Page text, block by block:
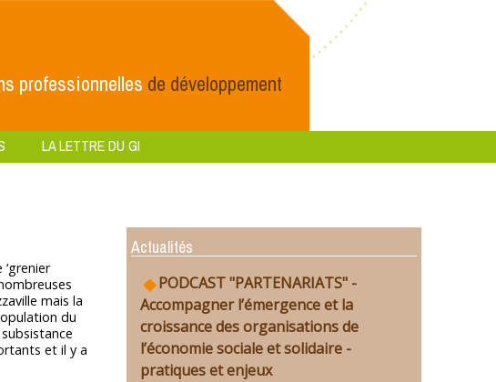
professionnelles de développement
LA LETTRE DU GI
mais la
du
et il y a
Actualités
PODCAST "PARTENARIATS" -
Accompagner l’émergence et la
croissance des organisations de
l’économie sociale et solidaire -
pratiques et enjeux